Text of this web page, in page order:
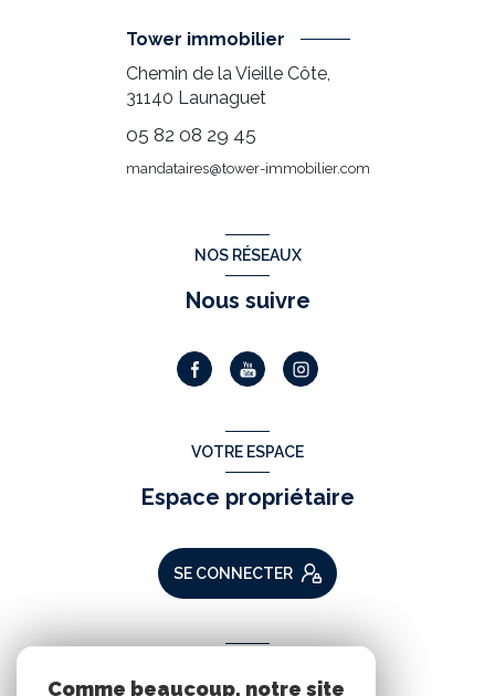
Tower immobilier
Chemin de la Vieille Côte,
31140 Launaguet
05 82 08 29 45
mandataires@tower-immobilier.com
NOS RÉSEAUX
Nous suivre
VOTRE ESPACE
Espace propriétaire
SE CONNECTER
Comme beaucoup, notre site